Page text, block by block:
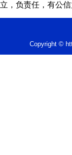
立，负责任，有公
Copyright ©